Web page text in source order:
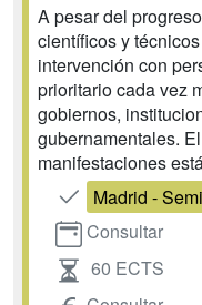
A pesar del
científicos y
intervención con
prioritario cada vez
gobiernos,
gubernamentales.
manifestaciones
Madrid -
Consultar
60 ECTS